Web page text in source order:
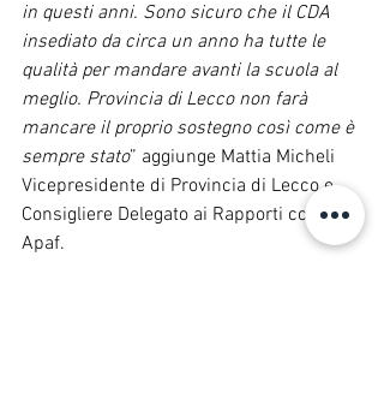
in questi anni. Sono sicuro che il CDA
insediato da circa un anno ha tutte le
qualità per mandare avanti la scuola al
meglio. Provincia di Lecco non farà
mancare il proprio sostegno così come è
sempre stato” aggiunge Mattia Micheli
Vicepresidente di Provincia di Lecco e
Consigliere Delegato ai Rapporti con
Apaf.